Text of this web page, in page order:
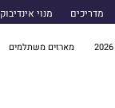
מדריכים מנוי אינדיבוק
מארזים משתלמים